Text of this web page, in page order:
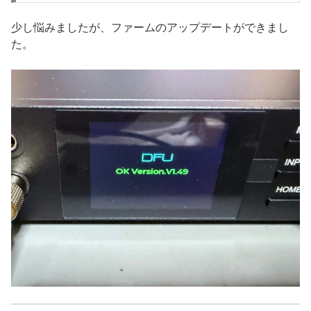
少し悩みましたが、ファームのアップデートができまし
た。